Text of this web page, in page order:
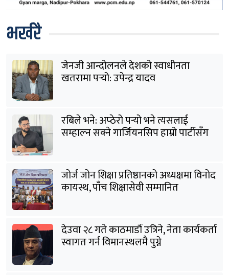
भर्खरै
जेनजी आन्दोलनले देशको स्वाधीनता
खतरामा पर्‍यो: उपेन्द्र यादव
रबिले भने: अप्ठेरो पर्‍यो भने त्यसलाई
सम्हाल्न सक्ने गार्जियनसिप हाम्रो पार्टीसँग
जोर्ज जोन शिक्षा प्रतिष्ठानको अध्यक्षमा विनोद
कायस्थ, पाँच शिक्षासेवी सम्मानित
देउवा २८ गते काठमाडौं उत्रिने, नेता कार्यकर्ता
स्वागत गर्न विमानस्थलमै पुग्ने